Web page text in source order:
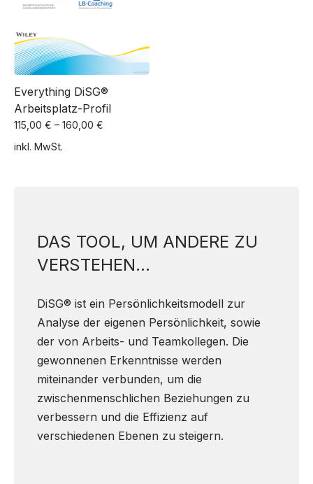
Everything DiSG®
Arbeitsplatz-Profil
115,00 € – 160,00 €
inkl. MwSt.
DAS TOOL, UM ANDERE ZU
VERSTEHEN…
DiSG® ist ein Persönlichkeitsmodell zur
Analyse der eigenen Persönlichkeit, sowie
der von Arbeits- und Teamkollegen. Die
gewonnenen Erkenntnisse werden
miteinander verbunden, um die
zwischenmenschlichen Beziehungen zu
verbessern und die Effizienz auf
verschiedenen Ebenen zu steigern.